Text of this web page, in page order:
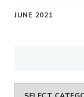
JUNE 2021
CHUYÊN